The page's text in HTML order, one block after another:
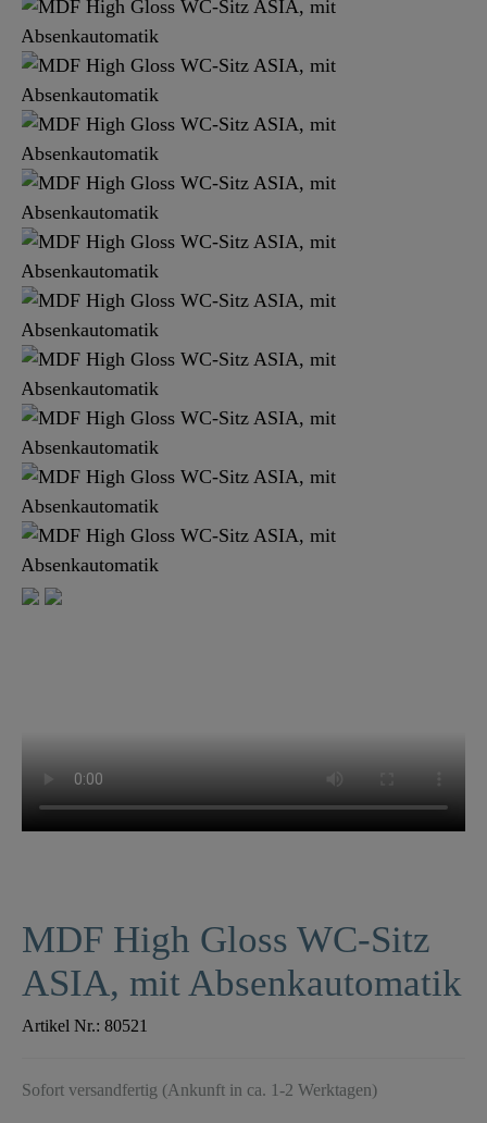
MDF High Gloss WC-Sitz
ASIA, mit Absenkautomatik
Artikel Nr.: 80521
Sofort versandfertig (Ankunft in ca. 1-2 Werktagen)